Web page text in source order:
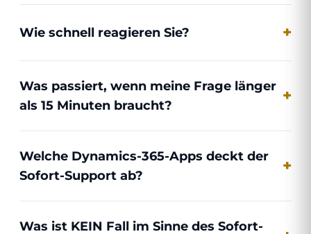
Wie schnell reagieren Sie?
Was passiert, wenn meine Frage länger
als 15 Minuten braucht?
Welche Dynamics-365-Apps deckt der
Sofort-Support ab?
Was ist KEIN Fall im Sinne des Sofort-